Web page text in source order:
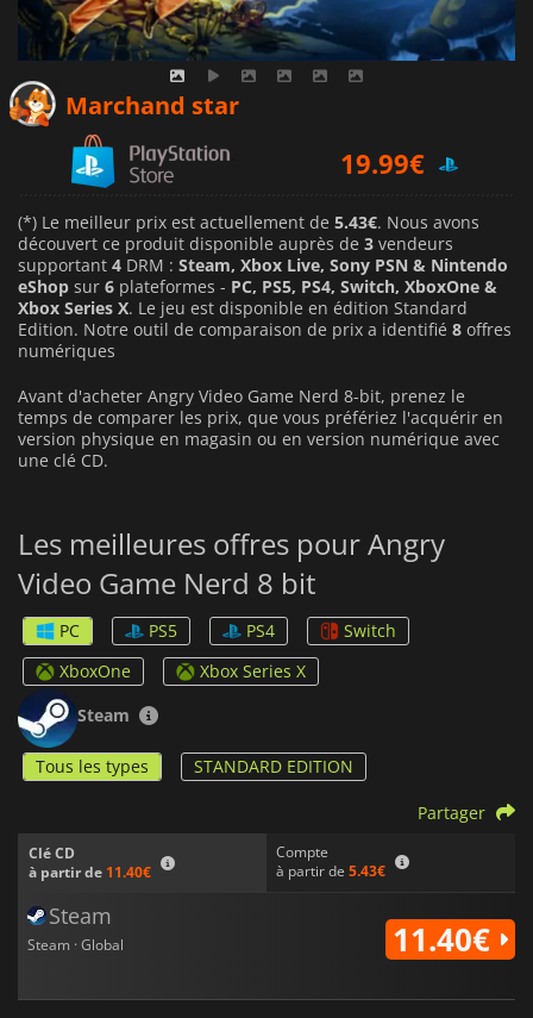
Marchand star
19.99€
(*) Le meilleur prix est actuellement de 5.43€. Nous avons
découvert ce produit disponible auprès de 3 vendeurs
supportant 4 DRM : Steam, Xbox Live, Sony PSN & Nintendo
eShop sur 6 plateformes - PC, PS5, PS4, Switch, XboxOne &
Xbox Series X. Le jeu est disponible en édition Standard
Edition. Notre outil de comparaison de prix a identifié 8 offres
numériques
Avant d'acheter Angry Video Game Nerd 8-bit, prenez le
temps de comparer les prix, que vous préfériez l'acquérir en
version physique en magasin ou en version numérique avec
une clé CD.
Les meilleures offres pour Angry
Video Game Nerd 8 bit
PC PS5 PS4
Switch
XboxOne
Xbox Series X
Steam
Tous les types STANDARD EDITION
Clé CD
à partir de 11.40€
Compte
à partir de 5.43€
Partager
Steam
Steam · Global 11.40€